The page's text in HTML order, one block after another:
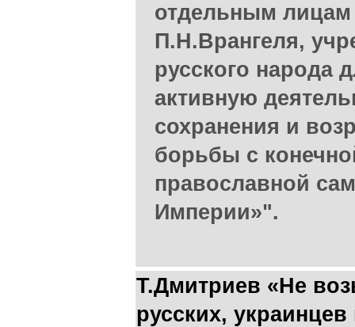
отдельным лицам
П.Н.Врангеля,
русского народа
активную
сохранения и
борьбы с
православной
Империи»".
Т.Дмитриев «Не
русских,